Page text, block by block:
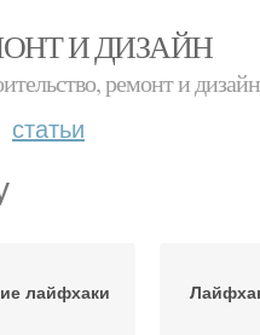
И ДИЗАЙН
ремонт и дизайн
статьи
лайфхаки